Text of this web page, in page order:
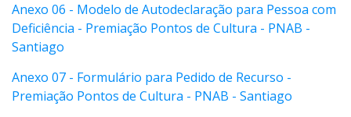
Anexo 06 - Modelo de Autodeclaração para Pessoa com
Deficiência - Premiação Pontos de Cultura - PNAB -
Santiago
Anexo 07 - Formulário para Pedido de Recurso -
Premiação Pontos de Cultura - PNAB - Santiago